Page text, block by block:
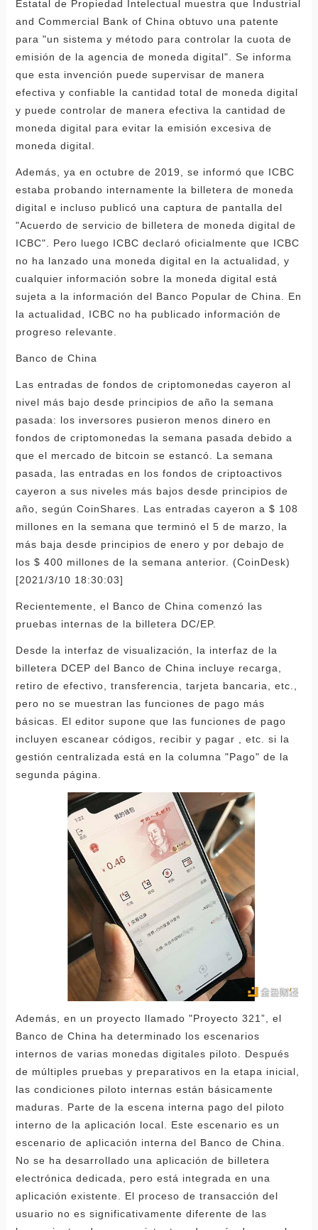
Estatal de Propiedad Intelectual muestra que Industrial
and Commercial Bank of China obtuvo una patente
para "un sistema y método para controlar la cuota de
emisión de la agencia de moneda digital". Se informa
que esta invención puede supervisar de manera
efectiva y confiable la cantidad total de moneda digital
y puede controlar de manera efectiva la cantidad de
moneda digital para evitar la emisión excesiva de
moneda digital.
Además, ya en octubre de 2019, se informó que ICBC
estaba probando internamente la billetera de moneda
digital e incluso publicó una captura de pantalla del
"Acuerdo de servicio de billetera de moneda digital de
ICBC". Pero luego ICBC declaró oficialmente que ICBC
no ha lanzado una moneda digital en la actualidad, y
cualquier información sobre la moneda digital está
sujeta a la información del Banco Popular de China. En
la actualidad, ICBC no ha publicado información de
progreso relevante.
Banco de China
Las entradas de fondos de criptomonedas cayeron al
nivel más bajo desde principios de año la semana
pasada: los inversores pusieron menos dinero en
fondos de criptomonedas la semana pasada debido a
que el mercado de bitcoin se estancó. La semana
pasada, las entradas en los fondos de criptoactivos
cayeron a sus niveles más bajos desde principios de
año, según CoinShares. Las entradas cayeron a $ 108
millones en la semana que terminó el 5 de marzo, la
más baja desde principios de enero y por debajo de
los $ 400 millones de la semana anterior. (CoinDesk)
[2021/3/10 18:30:03]
Recientemente, el Banco de China comenzó las
pruebas internas de la billetera DC/EP.
Desde la interfaz de visualización, la interfaz de la
billetera DCEP del Banco de China incluye recarga,
retiro de efectivo, transferencia, tarjeta bancaria, etc.,
pero no se muestran las funciones de pago más
básicas. El editor supone que las funciones de pago
incluyen escanear códigos, recibir y pagar , etc. si la
gestión centralizada está en la columna "Pago" de la
segunda página.
Además, en un proyecto llamado "Proyecto 321”, el
Banco de China ha determinado los escenarios
internos de varias monedas digitales piloto. Después
de múltiples pruebas y preparativos en la etapa inicial,
las condiciones piloto internas están básicamente
maduras. Parte de la escena interna pago del piloto
interno de la aplicación local. Este escenario es un
escenario de aplicación interna del Banco de China.
No se ha desarrollado una aplicación de billetera
electrónica dedicada, pero está integrada en una
aplicación existente. El proceso de transacción del
usuario no es significativamente diferente de las